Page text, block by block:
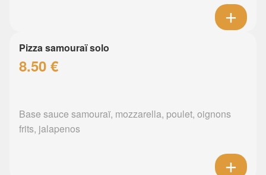
Pizza samouraï solo
8.50 €
Base sauce samouraï, mozzarella, poulet, oignons
frits, jalapenos